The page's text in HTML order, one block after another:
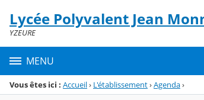
Menu de la rubrique
Contenu
Lycée Polyvalent Jean
YZEURE
MENU
Vous êtes ici : Accueil› L'établissement›Agenda›